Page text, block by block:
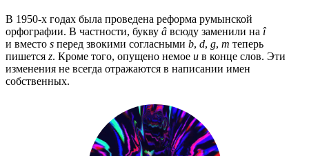
В 1950-х годах была проведена реформа румынской
орфографии. В частности, букву â всюду заменили на î
и вместо s перед звокими согласными b, d, g, m теперь
пишется z. Кроме того, опущено немое u в конце слов. Эти
изменения не всегда отражаются в написании имен
собственных.